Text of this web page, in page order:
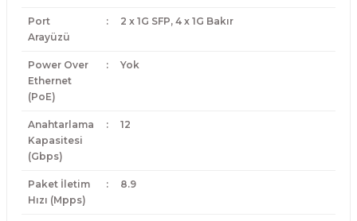
Port
Arayüzü
: 2 x 1G SFP, 4 x 1G Bakır
Power Over
Ethernet
(PoE)
: Yok
Anahtarlama
Kapasitesi
(Gbps)
: 12
Paket İletim
Hızı (Mpps)
: 8.9